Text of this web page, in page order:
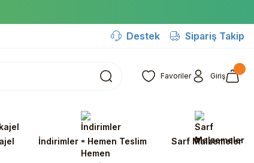
Destek Sipariş Takip
Favoriler Giriş
İndirimler - Hemen Teslim Sarf Malzemeler